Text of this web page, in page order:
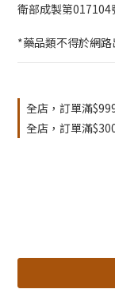
衛部成製第017104
*藥品類不得於網
全店，訂單滿
全店，訂單滿